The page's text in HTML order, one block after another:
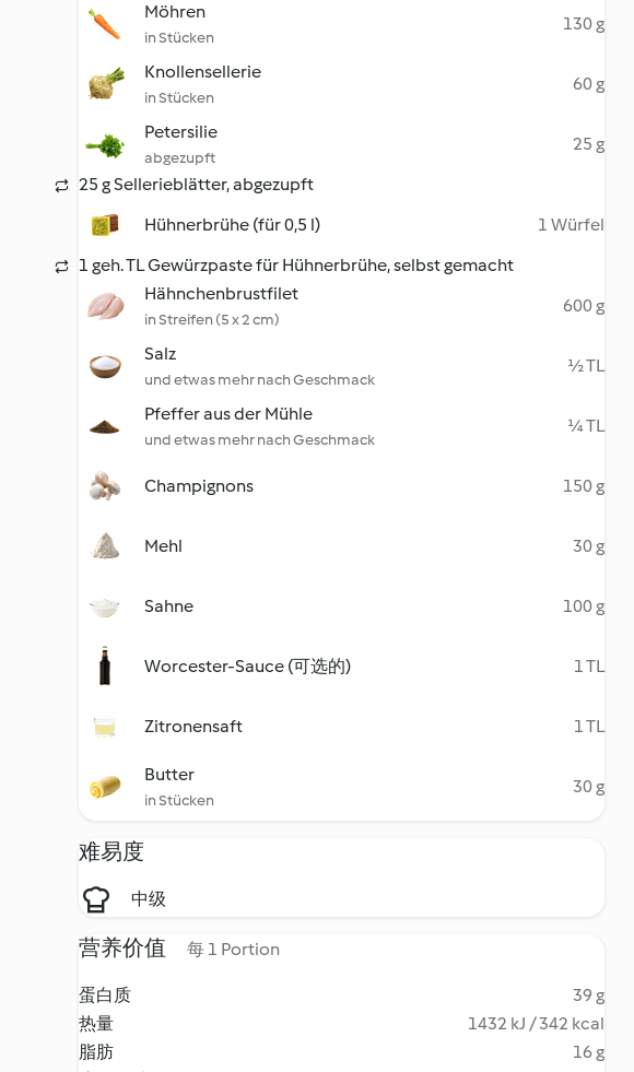
Möhren
in Stücken
130 g
Knollensellerie
in Stücken
60 g
Petersilie
abgezupft
25 g
25 g Sellerieblätter, abgezupft
Hühnerbrühe (für 0,5 l)
1 Würfel
1 geh. TL Gewürzpaste für Hühnerbrühe, selbst gemacht
Hähnchenbrustfilet
in Streifen (5 x 2 cm)
600 g
Salz
und etwas mehr nach Geschmack
½ TL
Pfeffer aus der Mühle
und etwas mehr nach Geschmack
¼ TL
Champignons 150 g
Mehl 30 g
Sahne 100 g
Worcester-Sauce (可选的) 1 TL
Zitronensaft 1 TL
Butter
in Stücken
30 g
难易度
中级
营养价值 每 1 Portion
蛋白质
39 g
热量
1432 kJ / 342 kcal
脂肪
16 g